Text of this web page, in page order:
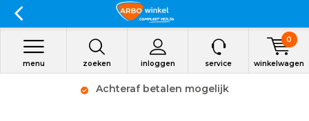
zoeken inloggen
menu service winkelwagen
0
Achteraf betalen mogelijk